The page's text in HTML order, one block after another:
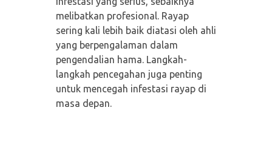
melibatkan profesional. Rayap
sering kali lebih baik diatasi oleh ahli
yang berpengalaman dalam
pengendalian hama. Langkah-
langkah pencegahan juga penting
untuk mencegah infestasi rayap di
masa depan.